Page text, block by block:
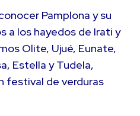
Pamplona y su
a los hayedos de Irati y
Olite, Ujué, Eunate,
Estella y Tudela,
festival de verduras